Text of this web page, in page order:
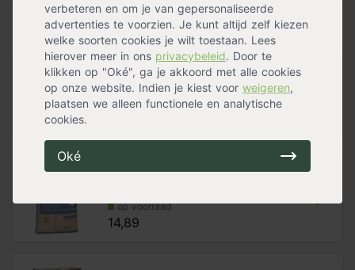
verbeteren en om je van gepersonaliseerde
advertenties te voorzien. Je kunt altijd zelf kiezen
welke soorten cookies je wilt toestaan. Lees
hierover meer in ons privacybeleid. Door te
klikken op "Oké", ga je akkoord met alle cookies
op onze website. Indien je kiest voor weigeren,
plaatsen we alleen functionele en analytische
cookies.
Oké
Handig voor erbij
Boompalen set (2 palen + 2
boomband
op voorraad
Pokon aanplantgrond voor planten,
op voorraad
14,89